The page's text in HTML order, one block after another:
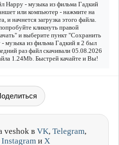
Happy - музыка из фильма Гадкий
или компьютер - нажмите на
и начнется загрузка этого файла.
кликнуть правой
и выберите пункт "Сохранить
музыка из фильма Гадкий я 2 был
раз файл скачивали 05.08.2026
1.24Mb. Быстрей качайте и Вы!
veshok в VK, Telegram,
Instagram и X